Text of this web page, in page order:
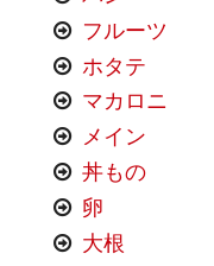
フルーツ
ホタテ
マカロニ
メイン
丼もの
卵
大根